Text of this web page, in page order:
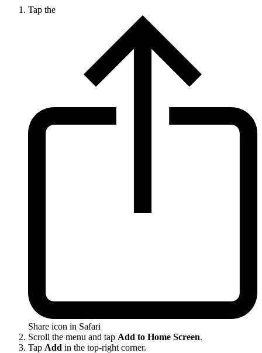
Tap the
Share icon in Safari
Scroll the menu and tap Add to Home Screen.
Tap Add in the top-right corner.